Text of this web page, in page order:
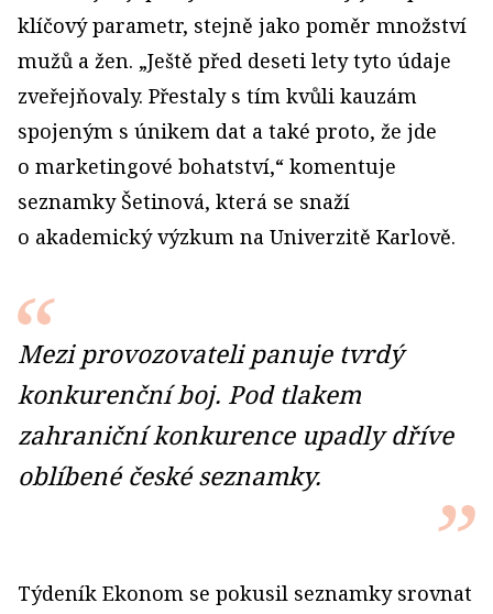
klíčový parametr, stejně jako poměr množství
mužů a žen. „Ještě před deseti lety tyto údaje
zveřejňovaly. Přestaly s tím kvůli kauzám
spojeným s únikem dat a také proto, že jde
o marketingové bohatství,“ komentuje
seznamky Šetinová, která se snaží
o akademický výzkum na Univerzitě Karlově.
Mezi provozovateli panuje tvrdý
konkurenční boj. Pod tlakem
zahraniční konkurence upadly dříve
oblíbené české seznamky.
Týdeník Ekonom se pokusil seznamky srovnat